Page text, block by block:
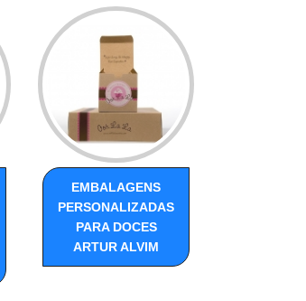
EMBALAGENS
PERSONALIZADAS
PARA DOCES
ARTUR ALVIM